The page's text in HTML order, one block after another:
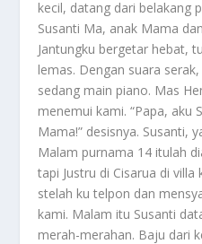
kecil, datang dari belakang
Susanti Ma, anak Mama
Jantungku bergetar hebat,
lemas. Dengan suara
sedang main piano. Mas
menemui kami. “Papa, aku
Mama!” desisnya. Susanti,
Malam purnama 14 itulah
tapi Justru di Cisarua di
stelah ku telpon dan
kami. Malam itu Susanti
merah-merahan. Baju dari